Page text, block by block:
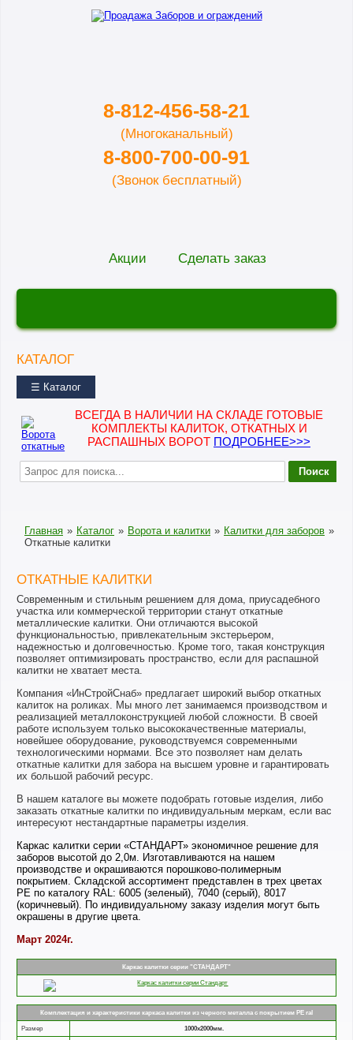
8-812-456-58-21
(Многоканальный)
8-800-700-00-91
(Звонок бесплатный)
Акции Сделать заказ
КАТАЛОГ
☰ Каталог
ВСЕГДА В НАЛИЧИИ НА СКЛАДЕ ГОТОВЫЕ
КОМПЛЕКТЫ КАЛИТОК, ОТКАТНЫХ И
РАСПАШНЫХ ВОРОТ ПОДРОБНЕЕ>>>
Главная » Каталог » Ворота и калитки » Калитки для заборов »
Откатные калитки
ОТКАТНЫЕ КАЛИТКИ
Современным и стильным решением для дома, приусадебного
участка или коммерческой территории станут откатные
металлические калитки. Они отличаются высокой
функциональностью, привлекательным экстерьером,
надежностью и долговечностью. Кроме того, такая конструкция
позволяет оптимизировать пространство, если для распашной
калитки не хватает места.
Компания «ИнСтройСнаб» предлагает широкий выбор откатных
калиток на роликах. Мы много лет занимаемся производством и
реализацией металлоконструкцией любой сложности. В своей
работе используем только высококачественные материалы,
новейшее оборудование, руководствуемся современными
технологическими нормами. Все это позволяет нам делать
откатные калитки для забора на высшем уровне и гарантировать
их большой рабочий ресурс.
В нашем каталоге вы можете подобрать готовые изделия, либо
заказать откатные калитки по индивидуальным меркам, если вас
интересуют нестандартные параметры изделия.
Каркас калитки серии «СТАНДАРТ» экономичное решение для
заборов высотой до 2,0м. Изготавливаются на нашем
производстве и окрашиваются порошково-полимерным
покрытием. Складской ассортимент представлен в трех цветах
PE по каталогу RAL: 6005 (зеленый), 7040 (серый), 8017
(коричневый). По индивидуальному заказу изделия могут быть
окрашены в другие цвета.
Март 2024г.
Каркас калитки серии "СТАНДАРТ"
Комплектация и характеристики каркаса калитки из черного металла с покрытием РЕ ral
Размер 1000х2000мм.